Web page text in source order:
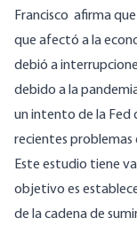
Francisco afirma
que afectó a la
debió a
debido a la
un intento de la Fed
recientes problemas
Este estudio tiene
objetivo es
de la cadena de